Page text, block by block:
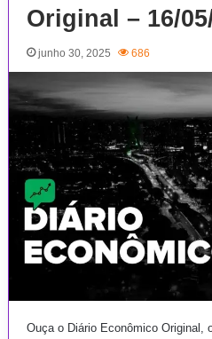
Original – 16/
junho 30, 2025 686
Ouça o Diário Econômico Original,